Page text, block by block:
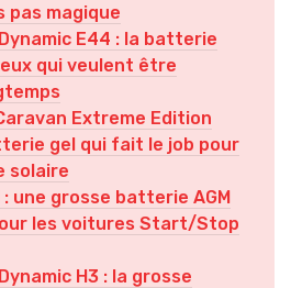
pas magique
E44 : la batterie
qui veulent être
Extreme Edition
gel qui fait le job pour
solaire
: une grosse batterie AGM
les voitures Start/Stop
H3 : la grosse